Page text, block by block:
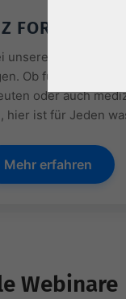
unseren Partnern
Ob für
oder auch
hier ist für Jeden
Mehr erfahren
Webinare